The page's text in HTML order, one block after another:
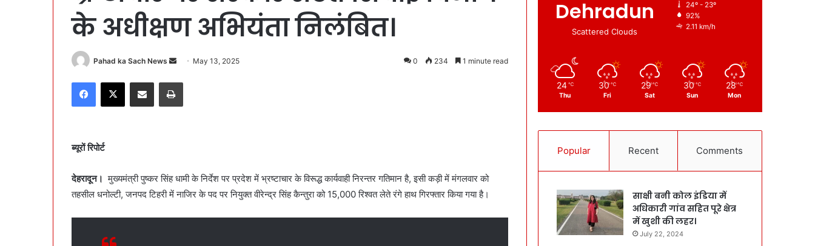
के अधीक्षण अभियंता निलंबित।
Pahad ka Sach News
a
i
May 13, 2025 0 234 1 minute read
ब्यूरों रिपोर्ट
देहरादून। मुख्यमंत्री पुष्कर सिंह धामी के निर्देश पर प्रदेश में भ्रष्टाचार के विरूद्ध कार्यवाही निरन्तर गतिमान है, इसी कड़ी में मंगलवार को
तहसील धनोल्टी, जनपद टिहरी में नाजिर के पद पर नियुक्त वीरेन्द्र सिंह कैन्तुरा को 15,000 रिश्वत लेते रंगे हाथ गिरफ्तार किया गया है।
Dehradun
Scattered Clouds
24º - 23º
92%
2.11 km/h
24 ℃
Thu
30 ℃
Fri
29 ℃
Sat
30 ℃
Sun
28 ℃
Mon
Popular Recent Comments
साक्षी बनी कोल इंडिया में
अधिकारी गांव सहित पूरे क्षेत्र
में खुशी की लहर।
July 22, 2024